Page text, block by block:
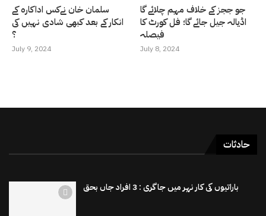
سلمان خان نےکس اداکارہ کے
انکار کے بعد کبھی شادی نہیں کی
؟
July 9, 2024
جو ججز کے خلاف مہم چلائے گا
اڈیالہ جیل جائے گا؛ فل کورٹ کا
فیصلہ
July 8, 2024
حادثات
باراتیوں کی کار نہر میں جاگری : 3 افراد جاں بحق